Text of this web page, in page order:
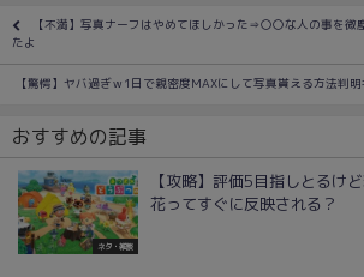
【不満】写真ナーフはやめてほしかった⇒〇〇な人の事を微
たよ
【驚愕】ヤバ過ぎｗ1日で親密度MAXにして写真貰える方
おすすめの記事
ネタ・雑談
【攻略】評価5目指しとるけ
花ってすぐに反映される？